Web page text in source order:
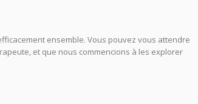
ensemble. Vous pouvez vous attendre
et que nous commencions à les explorer